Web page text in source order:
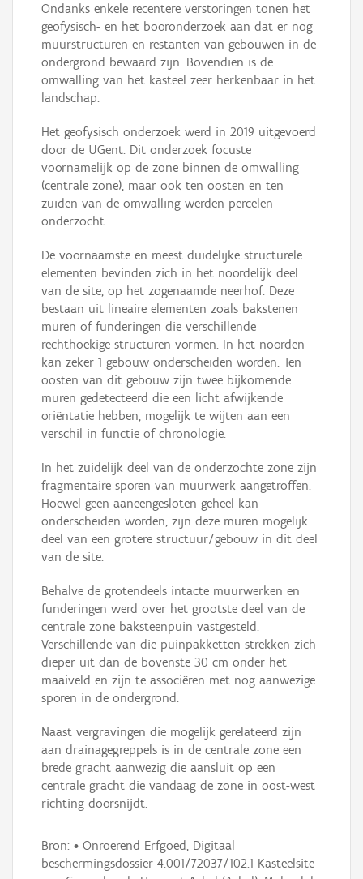
Ondanks enkele recentere verstoringen tonen het
geofysisch- en het booronderzoek aan dat er nog
muurstructuren en restanten van gebouwen in de
ondergrond bewaard zijn. Bovendien is de
omwalling van het kasteel zeer herkenbaar in het
landschap.
Het geofysisch onderzoek werd in 2019 uitgevoerd
door de UGent. Dit onderzoek focuste
voornamelijk op de zone binnen de omwalling
(centrale zone), maar ook ten oosten en ten
zuiden van de omwalling werden percelen
onderzocht.
De voornaamste en meest duidelijke structurele
elementen bevinden zich in het noordelijk deel
van de site, op het zogenaamde neerhof. Deze
bestaan uit lineaire elementen zoals bakstenen
muren of funderingen die verschillende
rechthoekige structuren vormen. In het noorden
kan zeker 1 gebouw onderscheiden worden. Ten
oosten van dit gebouw zijn twee bijkomende
muren gedetecteerd die een licht afwijkende
oriëntatie hebben, mogelijk te wijten aan een
verschil in functie of chronologie.
In het zuidelijk deel van de onderzochte zone zijn
fragmentaire sporen van muurwerk aangetroffen.
Hoewel geen aaneengesloten geheel kan
onderscheiden worden, zijn deze muren mogelijk
deel van een grotere structuur/gebouw in dit deel
van de site.
Behalve de grotendeels intacte muurwerken en
funderingen werd over het grootste deel van de
centrale zone baksteenpuin vastgesteld.
Verschillende van die puinpakketten strekken zich
dieper uit dan de bovenste 30 cm onder het
maaiveld en zijn te associëren met nog aanwezige
sporen in de ondergrond.
Naast vergravingen die mogelijk gerelateerd zijn
aan drainagegreppels is in de centrale zone een
brede gracht aanwezig die aansluit op een
centrale gracht die vandaag de zone in oost-west
richting doorsnijdt.
Bron: • Onroerend Erfgoed, Digitaal
beschermingsdossier 4.001/72037/102.1 Kasteelsite